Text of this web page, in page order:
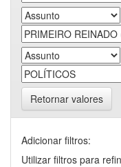
Retornar valores
Adicionar filtros:
Utilizar filtros para